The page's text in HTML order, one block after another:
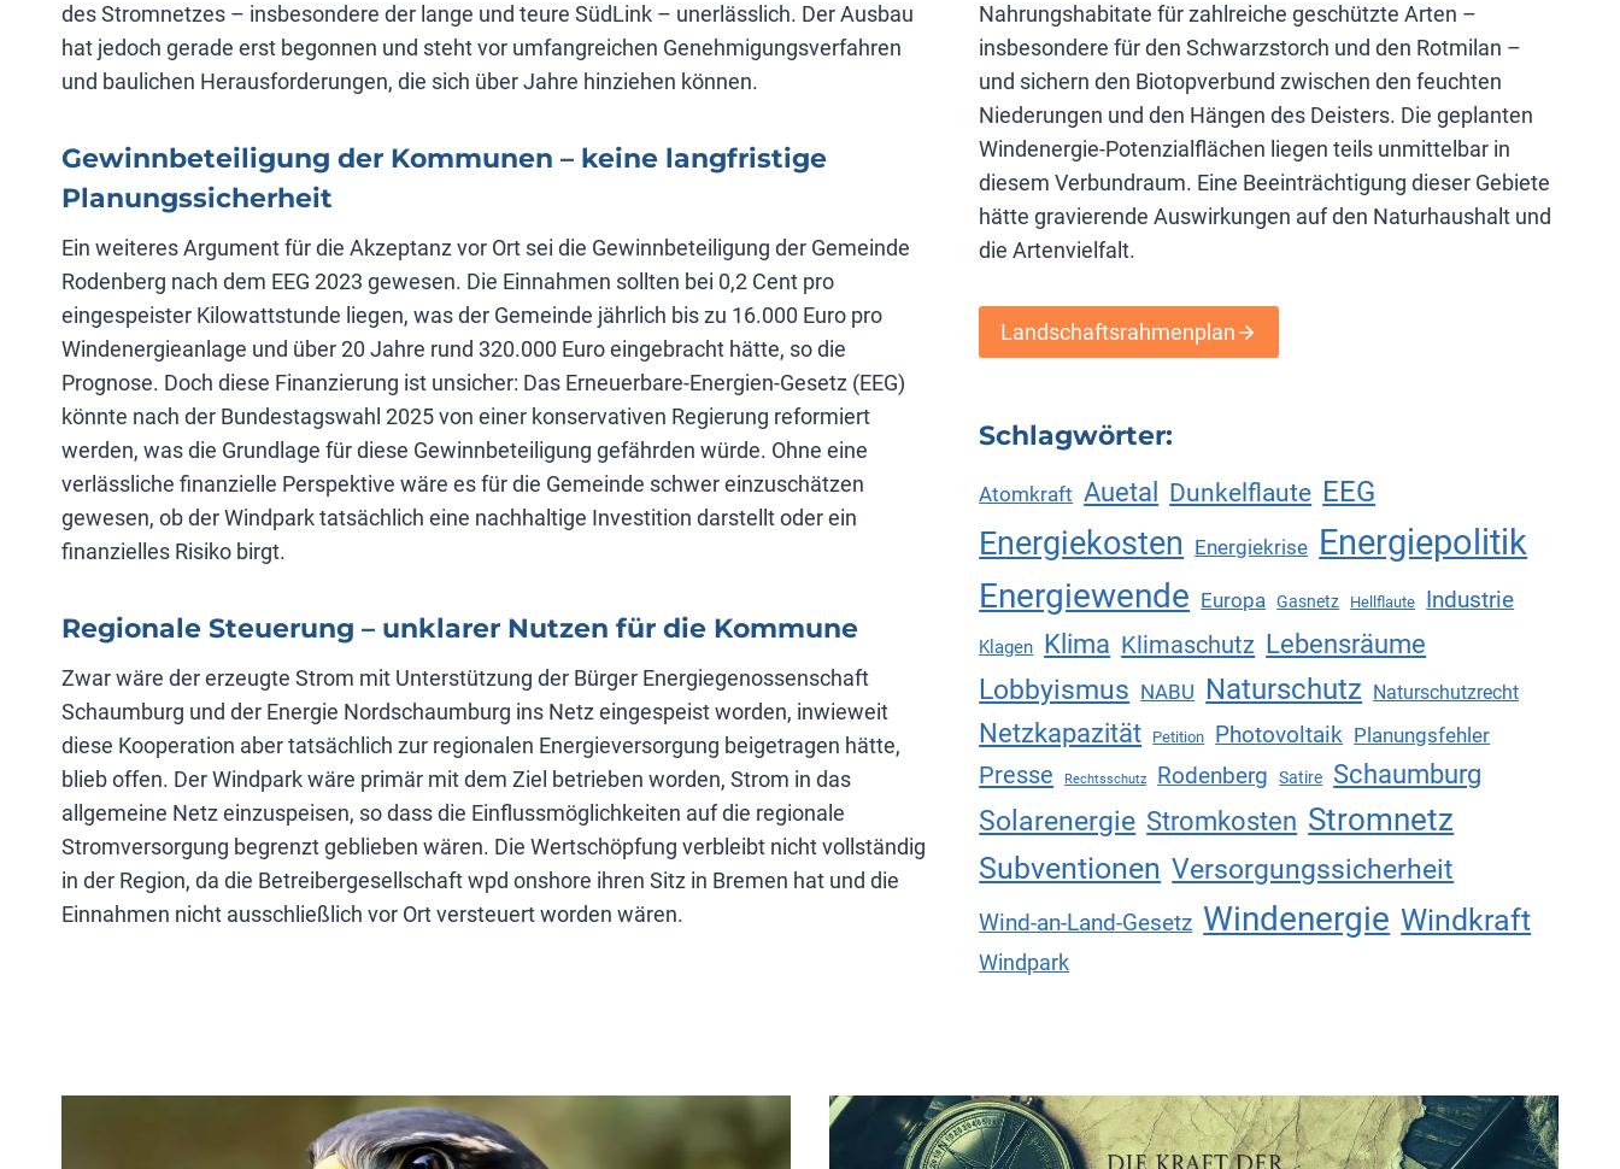
des Stromnetzes – insbesondere der lange und teure SüdLink – unerlässlich. Der Ausbau
hat jedoch gerade erst begonnen und steht vor umfangreichen Genehmigungsverfahren
und baulichen Herausforderungen, die sich über Jahre hinziehen können.
Gewinnbeteiligung der Kommunen – keine langfristige
Planungssicherheit
Ein weiteres Argument für die Akzeptanz vor Ort sei die Gewinnbeteiligung der Gemeinde
Rodenberg nach dem EEG 2023 gewesen. Die Einnahmen sollten bei 0,2 Cent pro
eingespeister Kilowattstunde liegen, was der Gemeinde jährlich bis zu 16.000 Euro pro
Windenergieanlage und über 20 Jahre rund 320.000 Euro eingebracht hätte, so die
Prognose. Doch diese Finanzierung ist unsicher: Das Erneuerbare-Energien-Gesetz (EEG)
könnte nach der Bundestagswahl 2025 von einer konservativen Regierung reformiert
werden, was die Grundlage für diese Gewinnbeteiligung gefährden würde. Ohne eine
verlässliche finanzielle Perspektive wäre es für die Gemeinde schwer einzuschätzen
gewesen, ob der Windpark tatsächlich eine nachhaltige Investition darstellt oder ein
finanzielles Risiko birgt.
Regionale Steuerung – unklarer Nutzen für die Kommune
Zwar wäre der erzeugte Strom mit Unterstützung der Bürger Energie­genossen­schaft
Schaumburg und der Energie Nordschaumburg ins Netz eingespeist worden, inwieweit
diese Kooperation aber tatsächlich zur regionalen Energieversorgung beigetragen hätte,
blieb offen. Der Windpark wäre primär mit dem Ziel betrieben worden, Strom in das
allgemeine Netz einzuspeisen, so dass die Einflussmöglichkeiten auf die regionale
Stromversorgung begrenzt geblieben wären. Die Wertschöpfung verbleibt nicht vollständig
in der Region, da die Betreibergesellschaft wpd onshore ihren Sitz in Bremen hat und die
Einnahmen nicht ausschließlich vor Ort versteuert worden wären.
Nahrungshabitate für zahlreiche geschützte Arten –
insbesondere für den Schwarzstorch und den Rotmilan –
und sichern den Biotopverbund zwischen den feuchten
Niederungen und den Hängen des Deisters. Die geplanten
Windenergie-Potenzialflächen liegen teils unmittelbar in
diesem Verbundraum. Eine Beeinträchtigung dieser Gebiete
hätte gravierende Auswirkungen auf den Naturhaushalt und
die Artenvielfalt.
Landschaftsrahmenplan
Schlagwörter:
Atomkraft Auetal Dunkelflaute EEG
Energiekosten Energiekrise Energiepolitik
Energiewende Europa Gasnetz Hellflaute Industrie
Klagen Klima Klimaschutz Lebensräume
Lobbyismus NABU Naturschutz Naturschutzrecht
Netzkapazität Petition Photovoltaik Planungsfehler
Presse Rechtsschutz Rodenberg Satire Schaumburg
Solarenergie Stromkosten Stromnetz
Subventionen Versorgungssicherheit
Wind-an-Land-Gesetz Windenergie Windkraft
Windpark